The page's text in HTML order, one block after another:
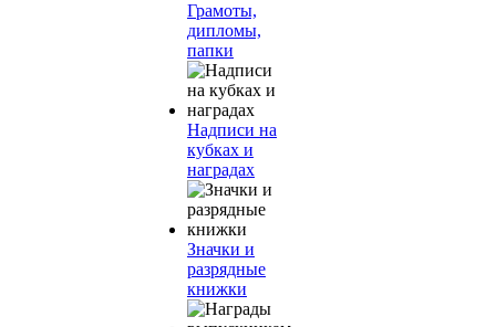
Грамоты,
дипломы,
папки
Надписи на
кубках и
наградах
Значки и
разрядные
книжки